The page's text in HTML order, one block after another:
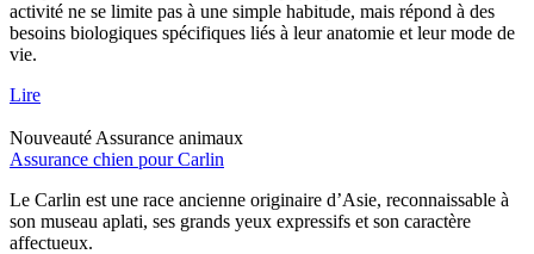
activité ne se limite pas à une simple habitude, mais répond à des
besoins biologiques spécifiques liés à leur anatomie et leur mode de
vie.
Lire
Nouveauté Assurance animaux
Assurance chien pour Carlin
Le Carlin est une race ancienne originaire d’Asie, reconnaissable à
son museau aplati, ses grands yeux expressifs et son caractère
affectueux.